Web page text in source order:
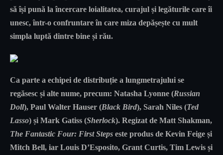
să își pună la încercare loialitatea, curajul și legăturile care îi
unesc, într-o confruntare în care miza depășește cu mult
simpla luptă dintre bine și rău.
Ca parte a echipei de distribuție a lungmetrajului se
regăsesc și alte nume, precum: Natasha Lyonne (Russian
Doll), Paul Walter Hauser (Black Bird), Sarah Niles (Ted
Lasso) și Mark Gatiss (Sherlock). Regizat de Matt Shakman,
The Fantastic Four: First Steps este produs de Kevin Feige și
Mitch Bell, iar Louis D’Esposito, Grant Curtis, Tim Lewis și